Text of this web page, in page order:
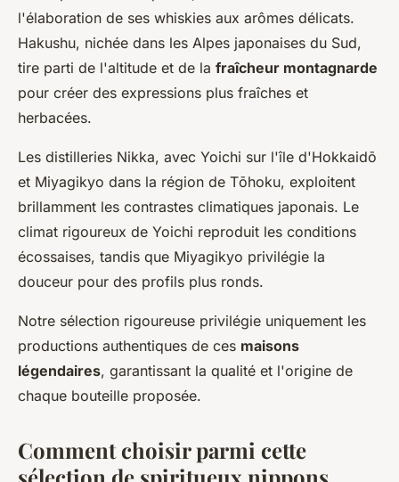
l'élaboration de ses whiskies aux arômes délicats.
Hakushu, nichée dans les Alpes japonaises du Sud,
tire parti de l'altitude et de la fraîcheur montagnarde
pour créer des expressions plus fraîches et
herbacées.
Les distilleries Nikka, avec Yoichi sur l'île d'Hokkaidō
et Miyagikyo dans la région de Tōhoku, exploitent
brillamment les contrastes climatiques japonais. Le
climat rigoureux de Yoichi reproduit les conditions
écossaises, tandis que Miyagikyo privilégie la
douceur pour des profils plus ronds.
Notre sélection rigoureuse privilégie uniquement les
productions authentiques de ces maisons
légendaires, garantissant la qualité et l'origine de
chaque bouteille proposée.
Comment choisir parmi cette